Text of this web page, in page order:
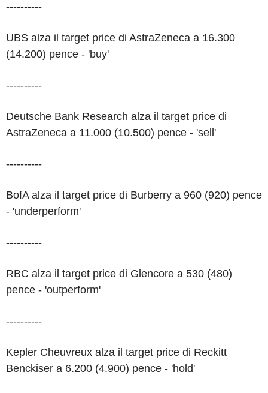
----------
UBS alza il target price di AstraZeneca a 16.300
(14.200) pence - 'buy'
----------
Deutsche Bank Research alza il target price di
AstraZeneca a 11.000 (10.500) pence - 'sell'
----------
BofA alza il target price di Burberry a 960 (920) pence
- 'underperform'
----------
RBC alza il target price di Glencore a 530 (480)
pence - 'outperform'
----------
Kepler Cheuvreux alza il target price di Reckitt
Benckiser a 6.200 (4.900) pence - 'hold'